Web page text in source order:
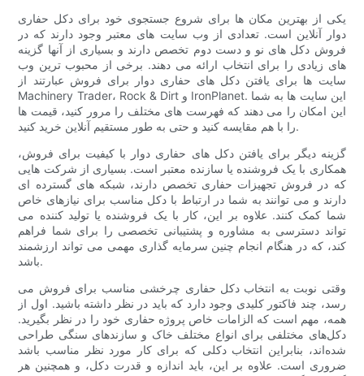
یکی از بهترین مکان ها برای شروع جستجوی خود برای دکل حفاری
دوار آنلاین است. تعدادی از وب سایت های معتبر وجود دارند که در
فروش دکل های نو و دست دوم تخصص دارند و بسیاری از آنها گزینه
های زیادی را برای انتخاب ارائه می دهند. برخی از محبوب ترین وب
سایت ها برای یافتن دکل های حفاری دوار برای فروش عبارتند از
Machinery Trader، Rock & Dirt و IronPlanet. این سایت ها به شما
این امکان را می دهند که فهرست های مختلف را مرور کنید، قیمت ها
را با هم مقایسه کنید و حتی به طور مستقیم آنلاین خرید کنید.
گزینه دیگر برای یافتن دکل های حفاری دوار با کیفیت برای فروش،
همکاری با یک فروشنده یا سازنده معتبر است. بسیاری از شرکت هایی
که در فروش تجهیزات حفاری تخصص دارند، شبکه های گسترده ای
دارند و می توانند به شما در ارتباط با دکل مناسب برای نیازهای خاص
شما کمک کنند. علاوه بر این، کار با یک فروشنده یا تولید کننده می
تواند دسترسی به مشاوره و پشتیبانی تخصصی را برای شما فراهم
کند، که در هنگام انجام چنین سرمایه گذاری مهمی می تواند ارزشمند
باشد.
وقتی نوبت به انتخاب دکل حفاری چرخشی مناسب برای فروش می
رسد، چند فاکتور کلیدی وجود دارد که باید در نظر داشته باشید. اول از
همه، مهم است که الزامات خاص پروژه حفاری خود را در نظر بگیرید.
دکل‌های مختلفی برای انواع مختلف خاک و سازندهای سنگی طراحی
شده‌اند، بنابراین انتخاب دکلی که برای کار مورد نظر مناسب باشد
ضروری است. علاوه بر این، باید اندازه و قدرت دکل، و همچنین هر